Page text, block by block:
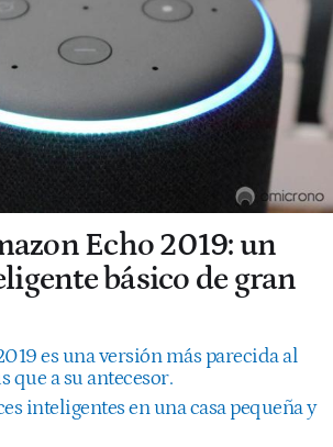
Echo 2019: un
básico de gran
es una versión más parecida al
que a su antecesor.
inteligentes en una casa pequeña y